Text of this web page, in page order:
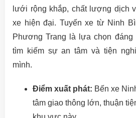
lưới rộng khắp, chất lượng dịch
xe hiện đại. Tuyến xe từ Ninh
Phương Trang là lựa chọn
tìm kiếm sự an tâm và tiện
mình.
Điểm xuất phát: Bến xe
tâm giao thông lớn, thuận